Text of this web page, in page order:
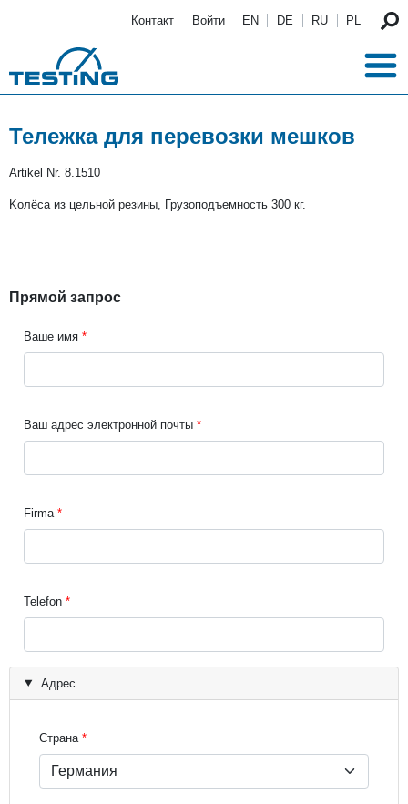
Контакт Войти EN DE RU PL
Тележка для перевозки мешков
Artikel Nr. 8.1510
Kолёса из цельной резины, Грузоподъемность 300 кг.
Прямой запрос
Ваше имя
Ваш адрес электронной почты
Firma
Telefon
Адрес
Страна